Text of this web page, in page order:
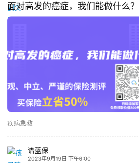
面对高发的癌症，我们能做什么？
疾病急救
谱蓝保
2023年9月19日 下午6:00